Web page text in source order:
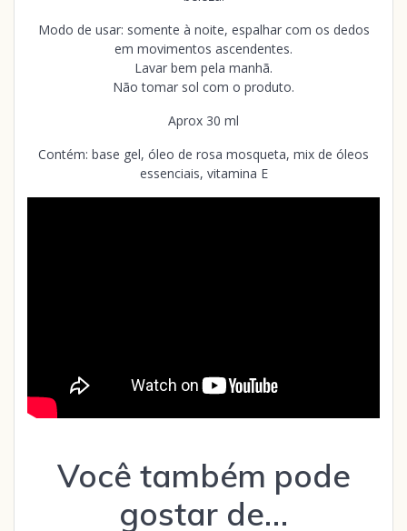
Modo de usar: somente à noite, espalhar com os dedos
em movimentos ascendentes.
Lavar bem pela manhã.
Não tomar sol com o produto.
Aprox 30 ml
Contém: base gel, óleo de rosa mosqueta, mix de óleos
essenciais, vitamina E
Você também pode
gostar de…